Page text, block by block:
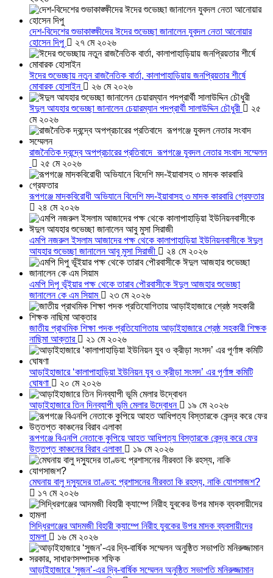
দেশ-বিদেশের শুভাকাঙ্ক্ষীদের ঈদের শুভেচ্ছা জানালেন যুবদল নেতা আনোয়ার
হোসেন দিপু
২৭ মে ২০২৬
ঈদের শুভেচ্ছায় নতুন রাজনৈতিক বার্তা, কালাপাহাড়িয়ায় জনপ্রিয়তার শীর্ষে
মোবারক হোসাইন
২৬ মে ২০২৬
ঈদুল আযহার শুভেচ্ছা জানালেন চেয়ারম্যান পদপ্রার্থী সালাউদ্দিন চৌধুরী
২৫
মে ২০২৬
রাজনৈতিক দ্বন্দ্বে অপপ্রচারের প্রতিবাদে ‎রূপগঞ্জে যুবদল নেতার সংবাদ সম্মেলন
২৫ মে ২০২৬
রূপগঞ্জে মাদকবিরোধী অভিযানে বিদেশি মদ-ইয়াবাসহ ৩ মাদক কারবারি গ্রেফতার
২৪ মে ২০২৬
এমপি নজরুল ইসলাম আজাদের পক্ষ থেকে কালাপাহাড়িয়া ইউনিয়নবাসীকে ঈদুল
আযহার শুভেচ্ছা জানালেন আবু মুসা সিরাজী
২৪ মে ২০২৬
এমপি দিপু ভূঁইয়ার পক্ষ থেকে তারাব পৌরবাসীকে ঈদুল আজহার শুভেচ্ছা
জানালেন কে এম সিয়াম
২৩ মে ২০২৬
জাতীয় প্রাথমিক শিক্ষা পদক প্রতিযোগিতায় আড়াইহাজারে শ্রেষ্ঠ সহকারী শিক্ষক
নাছিমা আক্তার
২১ মে ২০২৬
আড়াইহাজারে ‘কালাপাহাড়িয়া ইউনিয়ন যুব ও ক্রীড়া সংসদ’ এর পূর্ণাঙ্গ কমিটি
ঘোষণা
২০ মে ২০২৬
আড়াইহাজারে তিন দিনব্যাপী ভূমি মেলার উদ্বোধন ১৯ মে ২০২৬
রূপগঞ্জে বিএনপি নেতাকে কুপিয়ে আহত আধিপত্য বিস্তারকে কেন্দ্র করে ফের
উত্তপ্ত কাঞ্চনের বিরাব এলাকা
১৯ মে ২০২৬
মেঘনায় বালু দস্যুদের তাণ্ডব: প্রশাসনের নীরবতা কি রহস্য, নাকি যোগসাজশ?
১৭ মে ২০২৬
সিদ্ধিরগঞ্জের আদমজী বিহারী ক্যাম্পে নিরীহ যুবকের উপর মাদক ব্যবসায়ীদের
হামলা
১৬ মে ২০২৬
আড়াইহাজারে ‘সুজন’-এর দ্বি-বার্ষিক সম্মেলন অনুষ্ঠিত সভাপতি মনিরুজ্জামান